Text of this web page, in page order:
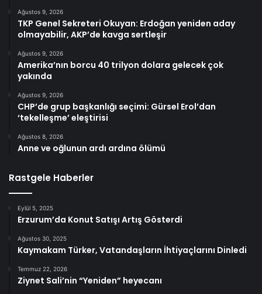
Ağustos 9, 2026
TKP Genel Sekreteri Okuyan: Erdoğan yeniden aday
olmayabilir, AKP’de kavga sertleşir
Ağustos 9, 2026
Amerika’nın borcu 40 trilyon dolara gelecek çok
yakında
Ağustos 9, 2026
CHP’de grup başkanlığı seçimi: Gürsel Erol’dan
‘tekelleşme’ eleştirisi
Ağustos 8, 2026
Anne ve oğlunun ardı ardına ölümü
Rastgele Haberler
Eylül 5, 2025
Erzurum’da Konut Satışı Artış Gösterdi
Ağustos 30, 2025
Kaymakam Türker, Vatandaşların İhtiyaçlarını Dinledi
Temmuz 22, 2026
Ziynet Sali’nin “Yeniden” heyecanı